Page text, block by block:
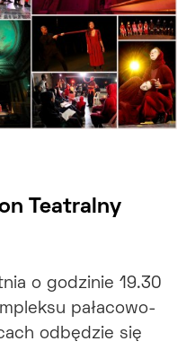
Teatralny
o godzinie 19.30
pałacowo-
odbędzie się